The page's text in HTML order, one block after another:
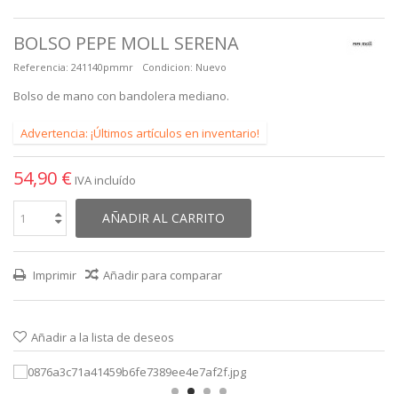
BOLSO PEPE MOLL SERENA
Referencia: 241140pmmr Condicion: Nuevo
Bolso de mano con bandolera mediano.
Advertencia: ¡Últimos artículos en inventario!
54,90 € IVA incluído
AÑADIR AL CARRITO
Imprimir Añadir para comparar
Añadir a la lista de deseos